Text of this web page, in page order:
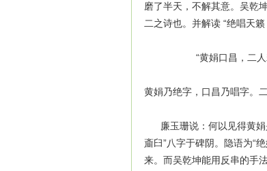
磨了半天，不解其意。吴乾
二之诗也。并解读 “绝唱天
“黄娟口昌，二人赖竹
黄娟乃绝字，口昌乃唱字。
廉玉珊说：何以见得黄娟
齑臼”八字于碑阴。隐语为“
来。而吴乾坤能用反串的手